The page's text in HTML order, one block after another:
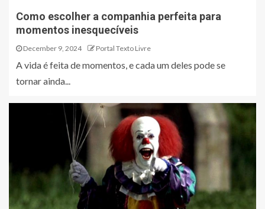
Como escolher a companhia perfeita para
momentos inesquecíveis
December 9, 2024 Portal Texto Livre
A vida é feita de momentos, e cada um deles pode se
tornar ainda...